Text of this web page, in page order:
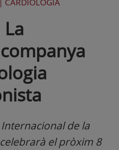
de la
el pròxim 8